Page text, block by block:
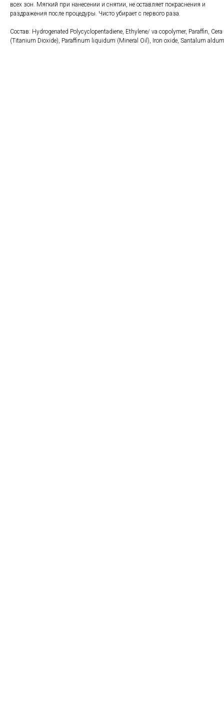
всех зон. Мягкий при нанесении и снятии, не оставляет покраснения и
раздражения после процедуры. Чисто убирает с первого раза.
Состав: Hydrogenated Polycyclopentadiene, Ethylene/ va copolymer, Paraffin,
(Titanium Dioxide), Paraffinum liquidum (Mineral Oil), Iron oxide, Santalum